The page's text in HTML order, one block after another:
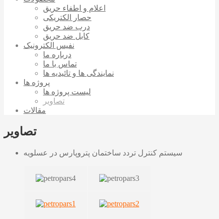
اعلام و اطفاء حریق
حصار الکتریکی
درب ضد حریق
کابل ضد حریق
نفیس الکترونیک
درباره ما
تماس با ما
نمایندگی ها و تائیدیه ها
پروژه ها
لیست پروژه ها
تصاویر
مقالات
تصاویر
سیستم کنترل تردد ساختمان پتروپارس در عسلویه